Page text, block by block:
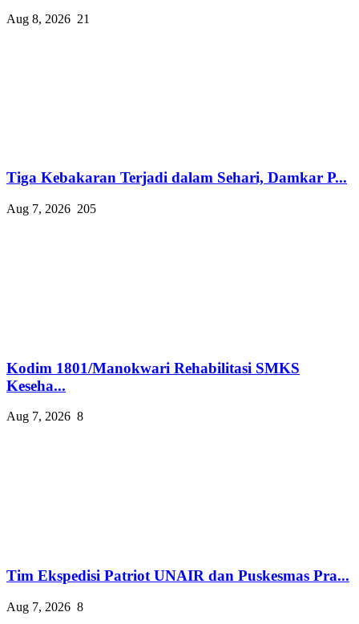
Aug 8, 2026 21
Tiga Kebakaran Terjadi dalam Sehari, Damkar P...
Aug 7, 2026 205
Kodim 1801/Manokwari Rehabilitasi SMKS
Keseha...
Aug 7, 2026 8
Tim Ekspedisi Patriot UNAIR dan Puskesmas Pra...
Aug 7, 2026 8